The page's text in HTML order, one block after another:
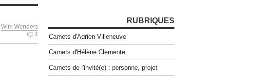
Wim Wenders
4
RUBRIQUES
Carnets d'Adrien Villeneuve
Carnets d'Hélène Clemente
Carnets de l'invité(e) : personne, projet